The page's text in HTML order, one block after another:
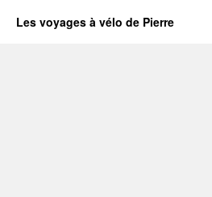
Les voyages à vélo de Pierre